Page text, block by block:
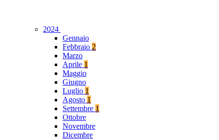
2024
Gennaio
Febbraio 2
Marzo
Aprile 1
Maggio
Giugno
Luglio 1
Agosto 1
Settembre 1
Ottobre
Novembre
Dicembre